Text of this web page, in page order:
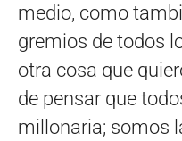
medio, como
gremios de todos
otra cosa que
de pensar que
millonaria; somos